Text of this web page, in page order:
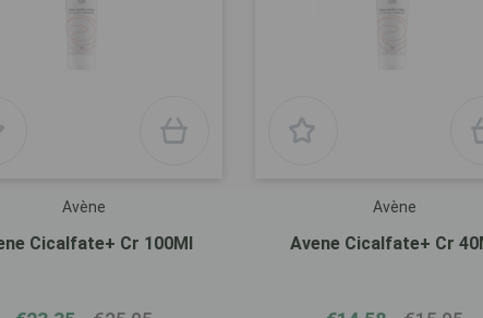
Avène
Cicalfate+ Cr 100Ml
Avène
Avene Cicalfate+ Cr